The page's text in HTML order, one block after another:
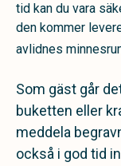
tid kan du vara
den kommer
avlidnes
Som gäst går
buketten eller
meddela
också i god tid